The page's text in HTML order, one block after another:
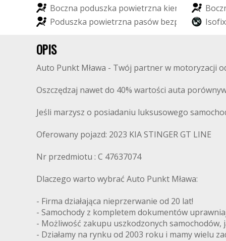
Boczna poduszka powietrzna kier cy Bocz
Poduszka powietrzna pasów bezp zeń stwa z
Isofix
OPIS
Auto Punkt Mława - Twój partner w motoryzacji
Oszczędzaj nawet do 40% wartości auta
Jeśli marzysz o posiadaniu luksusowego
Oferowany pojazd: 2023 KIA STINGER GT LINE
Nr przedmiotu : C 47637074
Dlaczego warto wybrać Auto Punkt Mława:
- Firma działająca nieprzerwanie od 20 lat!
- Samochody z kompletem dokumentów
- Możliwość zakupu uszkodzonych samochodów,
- Działamy na rynku od 2003 roku i mamy wielu